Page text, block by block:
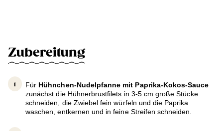
Zubereitung
Für Hühnchen-Nudelpfanne mit Paprika-Kokos-Sauce
zunächst die Hühnerbrustfilets in 3-5 cm große Stücke
schneiden, die Zwiebel fein würfeln und die Paprika
waschen, entkernen und in feine Streifen schneiden.